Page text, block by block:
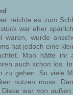
reichte es zum
war eher
wurde
hat jedoch eine
Man hätte ihr
auch schon los.
zu gehen. So viele
nutzen muss.
Diese war von